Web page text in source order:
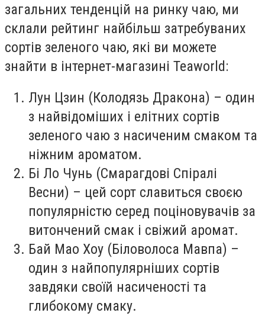
загальних тенденцій на ринку чаю, ми
склали рейтинг найбільш затребуваних
сортів зеленого чаю, які ви можете
знайти в інтернет-магазині Teaworld:
Лун Цзин (Колодязь Дракона) – один
з найвідоміших і елітних сортів
зеленого чаю з насиченим смаком та
ніжним ароматом.
Бі Ло Чунь (Смарагдові Спіралі
Весни) – цей сорт славиться своєю
популярністю серед поціновувачів за
витончений смак і свіжий аромат.
Бай Мао Хоу (Біловолоса Мавпа) –
один з найпопулярніших сортів
завдяки своїй насиченості та
глибокому смаку.